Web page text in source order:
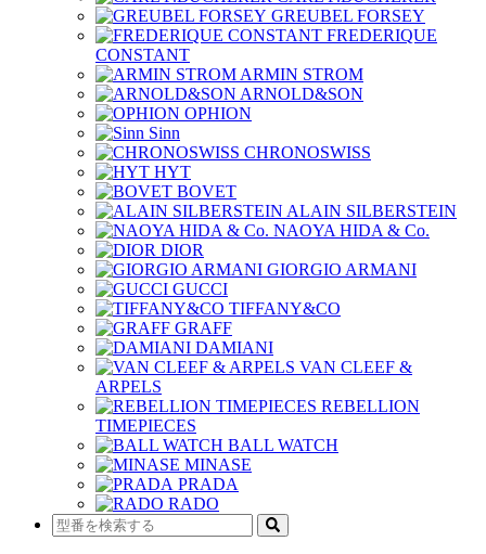
GREUBEL FORSEY
FREDERIQUE
CONSTANT
ARMIN STROM
ARNOLD&SON
OPHION
Sinn
CHRONOSWISS
HYT
BOVET
ALAIN SILBERSTEIN
NAOYA HIDA & Co.
DIOR
GIORGIO ARMANI
GUCCI
TIFFANY&CO
GRAFF
DAMIANI
VAN CLEEF &
ARPELS
REBELLION
TIMEPIECES
BALL WATCH
MINASE
PRADA
RADO